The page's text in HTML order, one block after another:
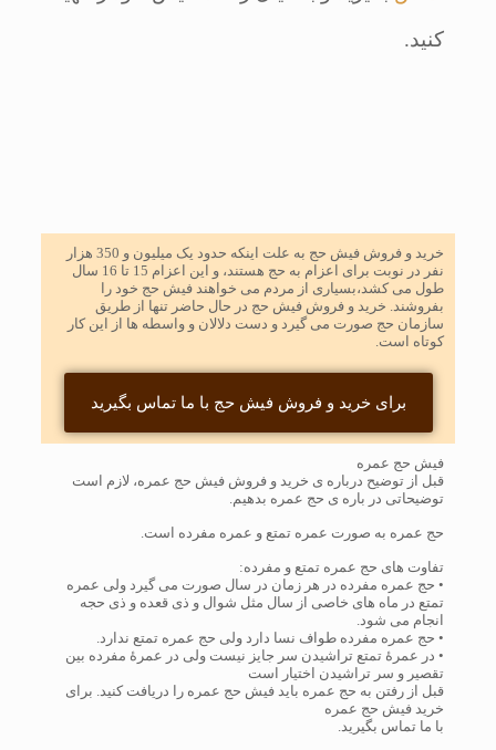
کنید.
خرید و فروش فیش حج به علت اینکه حدود یک میلیون و 350 هزار
نفر در نوبت برای اعزام به حج هستند، و این اعزام 15 تا 16 سال
طول می کشد،بسیاری از مردم می خواهند فیش حج خود را
بفروشند. خرید و فروش فیش حج در حال حاضر تنها از طریق
سازمان حج صورت می گیرد و دست دلالان و واسطه ها از این کار
کوتاه است.
برای خرید و فروش فیش حج با ما تماس بگیرید
فیش حج عمره
قبل از توضیح درباره ی خرید و فروش فیش حج عمره، لازم است
توضیحاتی در باره ی حج عمره بدهیم.
حج عمره به صورت عمره تمتع و عمره مفرده است.
تفاوت های حج عمره تمتع و مفرده:
• حج عمره مفرده در هر زمان در سال صورت می گیرد ولی عمره
تمتع در ماه های خاصی از سال مثل شوال و ذی قعده و ذی حجه
انجام می شود.
• حج عمره مفرده طواف نسا دارد ولی حج عمره تمتع ندارد.
• در عمرۀ تمتع تراشیدن سر جایز نیست ولی در عمرۀ مفرده بین
تقصیر و سر تراشیدن اختیار است
قبل از رفتن به حج عمره باید فیش حج عمره را دریافت کنید. برای
خرید فیش حج عمره
با ما تماس بگیرید.